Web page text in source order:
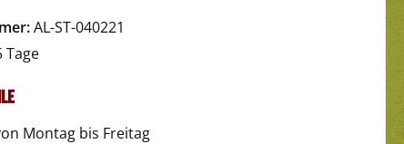
AL-ST-040221
Tage
Montag bis Freitag